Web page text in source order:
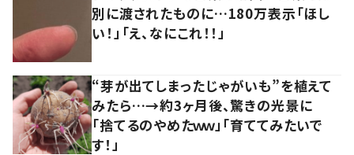
別に渡されたものに…180万表示「ほし
い！」「え、なにこれ！！」
“芽が出てしまったじゃがいも”を植えて
みたら…→約3ヶ月後、驚きの光景に
「捨てるのやめたｗｗ」「育ててみたいで
す！」